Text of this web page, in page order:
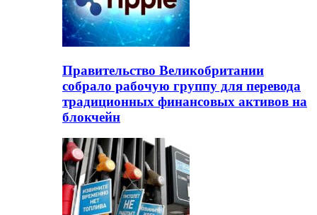
Правительство Великобритании
собрало рабочую группу для перевода
традиционных финансовых активов на
блокчейн